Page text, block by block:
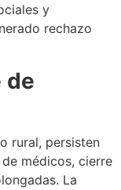
y
rechazo
de
rural, persisten
médicos, cierre
La